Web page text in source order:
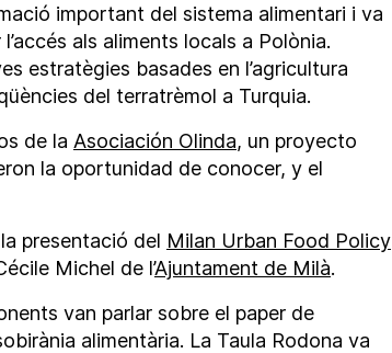
important del sistema alimentari i va
als aliments locals a Polònia.
estratègies basades en l’agricultura
del terratrèmol a Turquia.
de la Asociación Olinda, un proyecto
la oportunidad de conocer, y el
presentació del Milan Urban Food Policy
Michel de l’Ajuntament de Milà.
van parlar sobre el paper de
alimentària. La Taula Rodona va